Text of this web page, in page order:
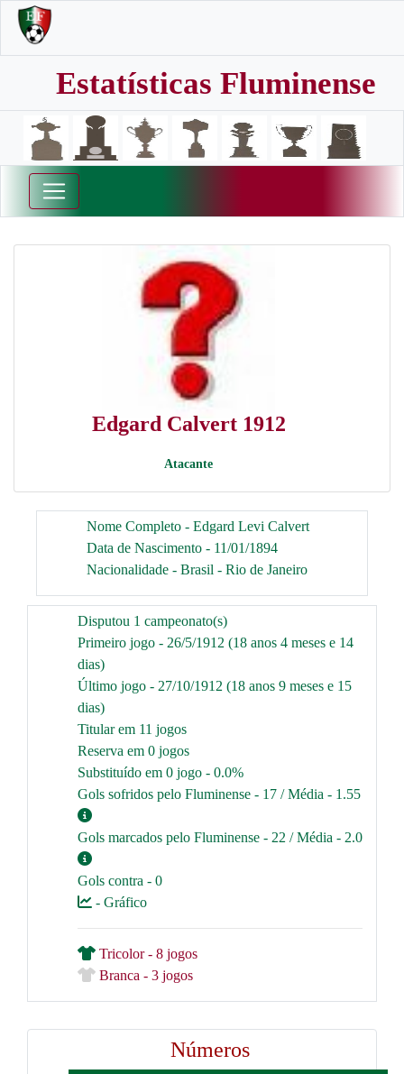
Estatísticas Fluminense
Edgard Calvert 1912
Atacante
Nome Completo - Edgard Levi Calvert
Data de Nascimento - 11/01/1894
Nacionalidade - Brasil - Rio de Janeiro
Disputou 1 campeonato(s)
Primeiro jogo - 26/5/1912 (18 anos 4 meses e 14
dias)
Último jogo - 27/10/1912 (18 anos 9 meses e 15
dias)
Titular em 11 jogos
Reserva em 0 jogos
Substituído em 0 jogo - 0.0%
Gols sofridos pelo Fluminense - 17 / Média - 1.55
Gols marcados pelo Fluminense - 22 / Média - 2.0
Gols contra - 0
- Gráfico
Tricolor - 8 jogos
Branca - 3 jogos
Números